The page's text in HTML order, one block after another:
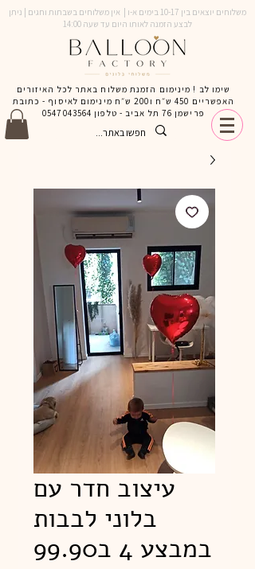
משלוחים יוצאים בין 10-17 בימים א-ו | אין משלוחים בשבתות וחגים | ניתן
לבצע הזמנה לאותו היום עד שעה 14:00
שימו לב ! מינימום הזמנת משלוח באתר לכל האיזורים
האפשריים 450 ש״ח ו200 ש״ח מינימום לאיסוף - כתובת
פרישמן 76 תל אביב - טלפון
0547043564
עיצוב חדר עם
בלוני לבבות
במבצע 4 ב99.90